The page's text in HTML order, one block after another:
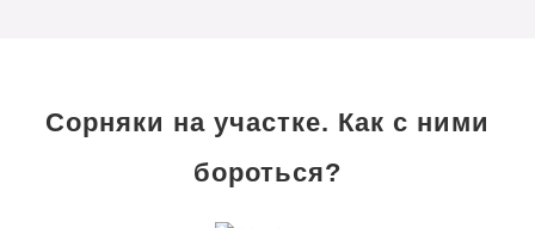
Сорняки на участке. Как с ними
бороться?